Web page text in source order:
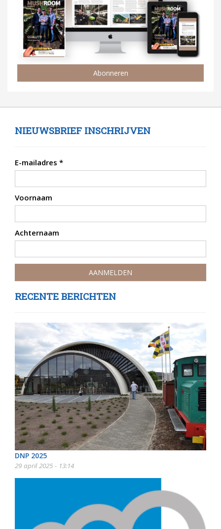
Abonneren
NIEUWSBRIEF INSCHRIJVEN
E-mailadres *
Voornaam
Achternaam
RECENTE BERICHTEN
DNP 2025
29 april 2025 - 13:14